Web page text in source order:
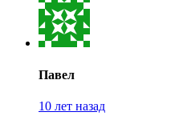
Павел
10 лет назад